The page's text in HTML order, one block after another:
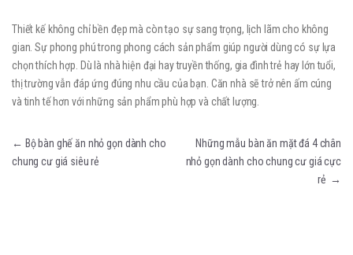
Thiết kế không chỉ bền đẹp mà còn tạo sự sang trọng, lịch lãm cho không
gian. Sự phong phú trong phong cách sản phẩm giúp người dùng có sự lựa
chọn thích hợp. Dù là nhà hiện đại hay truyền thống, gia đình trẻ hay lớn tuổi,
thị trường vẫn đáp ứng đúng nhu cầu của bạn. Căn nhà sẽ trở nên ấm cúng
và tinh tế hơn với những sản phẩm phù hợp và chất lượng.
Điều hướng bài viết
← Bộ bàn ghế ăn nhỏ gọn dành cho
chung cư giá siêu rẻ
Những mẫu bàn ăn mặt đá 4 chân
nhỏ gọn dành cho chung cư giá cực
rẻ →